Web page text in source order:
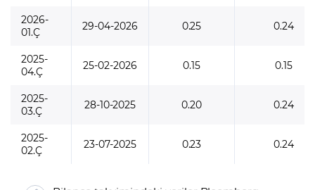
2026-
01.Ç
29-04-2026 0.25 0.24
2025-
04.Ç
25-02-2026 0.15 0.15
2025-
03.Ç
28-10-2025 0.20 0.24
2025-
02.Ç
23-07-2025 0.23 0.24